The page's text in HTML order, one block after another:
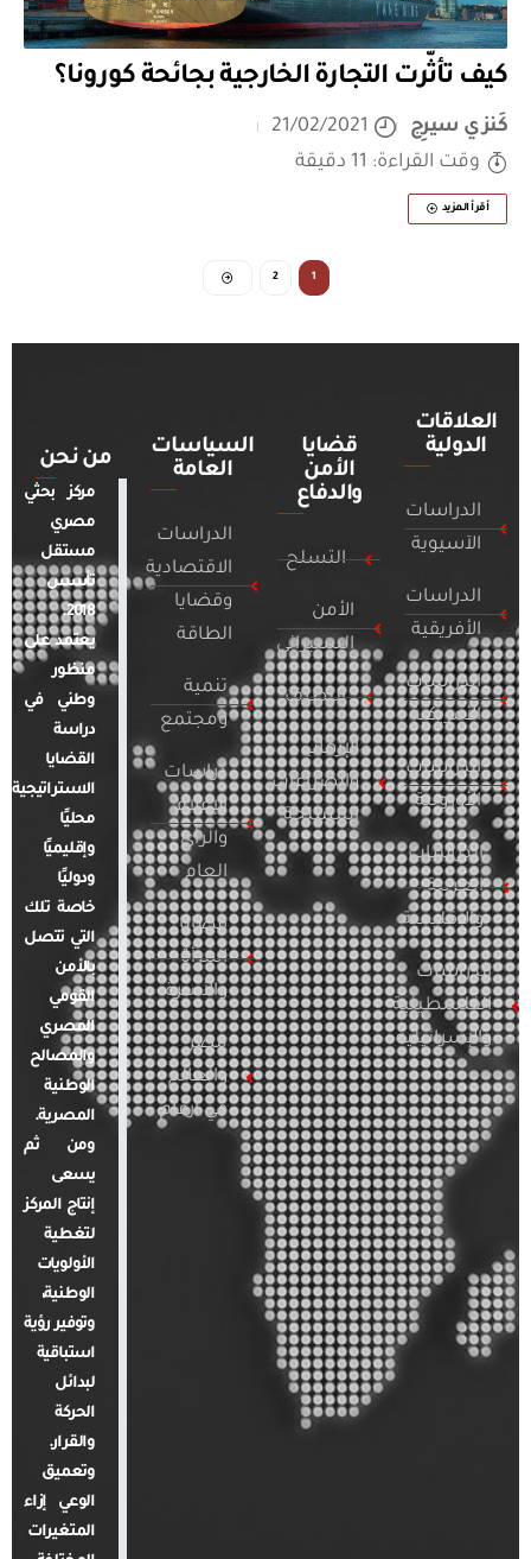
كيف تأثّرت التجارة الخارجية بجائحة كورونا؟
كَنزي سيرِج
21/02/2021
وقت القراءة: 11 دقيقة
أقرأ المزيد
العلاقات
الدولية
الدراسات
الآسيوية
الدراسات
الأفريقية
الدراسات
الأمريكية
الدراسات
الأوروبية
الدراسات
العربية
والإقليمية
الدراسات
الفلسطينية
والإسرائيلية
قضايا
الأمن
والدفاع
التسلح
الأمن
السيبراني
التطرف
الإرهاب
والصراعات
المسلحة
السياسات
العامة
الدراسات
الاقتصادية
وقضايا
الطاقة
تنمية
ومجتمع
دراسات
الإعلام
والرأي
العام
قضايا
المرأة
والأسرة
مصر
والعالم
في أرقام
من نحن
مركز بحثي
مصري
مستقل
تأسس
2018.
يعتمد على
منظور
وطني في
دراسة
القضايا
الاستراتيجية
محليًا
وإقليميًا
ودوليًا
خاصة تلك
التي تتصل
بالأمن
القومي
المصري
والمصالح
الوطنية
المصرية.
ومن ثم
يسعى
إنتاج المركز
لتغطية
الأولويات
الوطنية،
وتوفير رؤية
استباقية
لبدائل
الحركة
والقرار.
وتعميق
الوعي إزاء
المتغيرات